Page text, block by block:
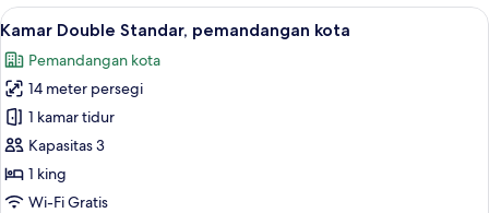
Lihat
semua
foto
untuk
Kamar
Double
Standar,
pemandangan
4
Kamar Double Standar, pemandangan kota
Pemandangan kota
14 meter persegi
1 kamar tidur
Kapasitas 3
1 king
Wi-Fi Gratis